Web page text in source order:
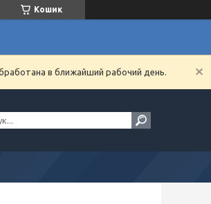
Кошик
в ближайший рабочий день.